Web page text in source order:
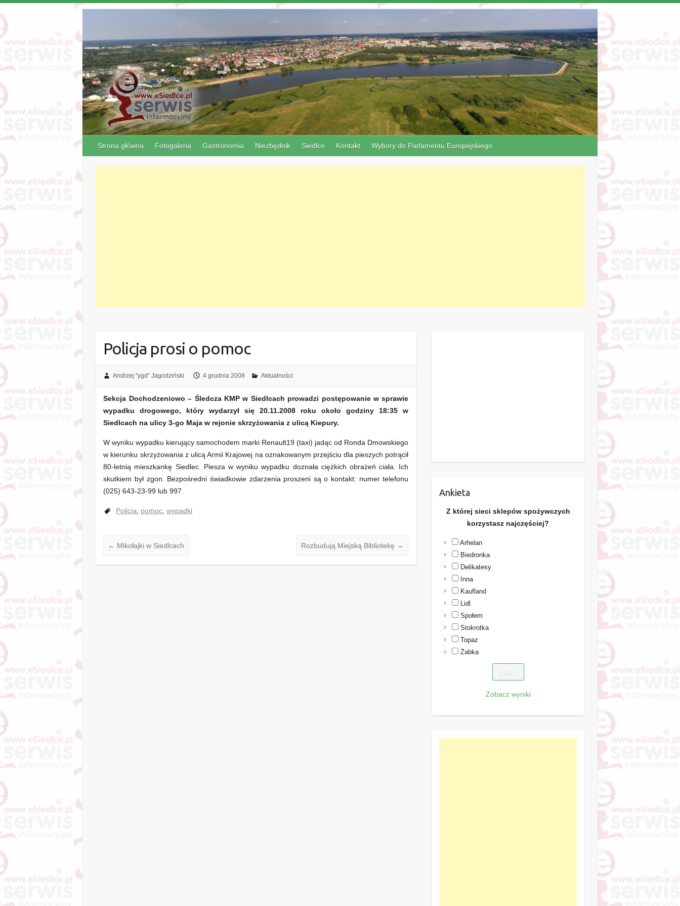
Strona główna Fotogaleria Gastronomia Niezbędnik Siedlce Kontakt Wybory do Parlamentu Europejskiego
Policja prosi o pomoc
Andrzej "ygd" Jagodziński 4 grudnia 2008 Aktualności
Sekcja Dochodzeniowo – Śledcza KMP w Siedlcach prowadzi postępowanie w sprawie
wypadku drogowego, który wydarzył się 20.11.2008 roku około godziny 18:35 w
Siedlcach na ulicy 3-go Maja w rejonie skrzyżowania z ulicą Kiepury.
W wyniku wypadku kierujący samochodem marki Renault19 (taxi) jadąc od Ronda Dmowskiego
w kierunku skrzyżowania z ulicą Armii Krajowej na oznakowanym przejściu dla pieszych potrącił
80-letnią mieszkankę Siedlec. Piesza w wyniku wypadku doznała ciężkich obrażeń ciała. Ich
skutkiem był zgon. Bezpośredni świadkowie zdarzenia proszeni są o kontakt: numer telefonu
(025) 643-23-99 lub 997.
Policja pomoc ,wypadki
← Mikołajki w Siedlcach Rozbudują Miejską Bibliotekę →
Ankieta
Z której sieci sklepów spożywczych
korzystasz najczęściej?
Arhelan
Biedronka
Delikatesy
Inna
Kaufland
Lidl
Społem
Stokrotka
Topaz
Żabka
Zobacz wyniki